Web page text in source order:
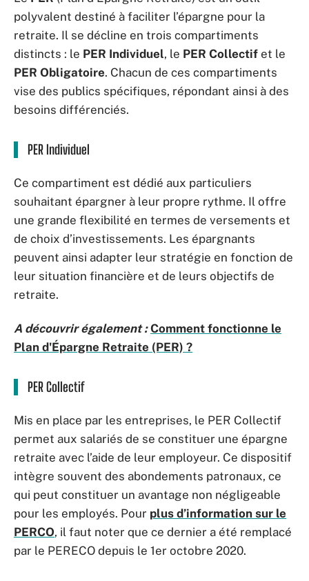
polyvalent destiné à faciliter l’épargne pour la
retraite. Il se décline en trois compartiments
distincts : le PER Individuel, le PER Collectif et le
PER Obligatoire. Chacun de ces compartiments
vise des publics spécifiques, répondant ainsi à des
besoins différenciés.
PER Individuel
Ce compartiment est dédié aux particuliers
souhaitant épargner à leur propre rythme. Il offre
une grande flexibilité en termes de versements et
de choix d’investissements. Les épargnants
peuvent ainsi adapter leur stratégie en fonction de
leur situation financière et de leurs objectifs de
retraite.
A découvrir également : Comment fonctionne le
Plan d'Épargne Retraite (PER) ?
PER Collectif
Mis en place par les entreprises, le PER Collectif
permet aux salariés de se constituer une épargne
retraite avec l’aide de leur employeur. Ce dispositif
intègre souvent des abondements patronaux, ce
qui peut constituer un avantage non négligeable
pour les employés. Pour plus d’information sur le
PERCO, il faut noter que ce dernier a été remplacé
par le PERECO depuis le 1er octobre 2020.